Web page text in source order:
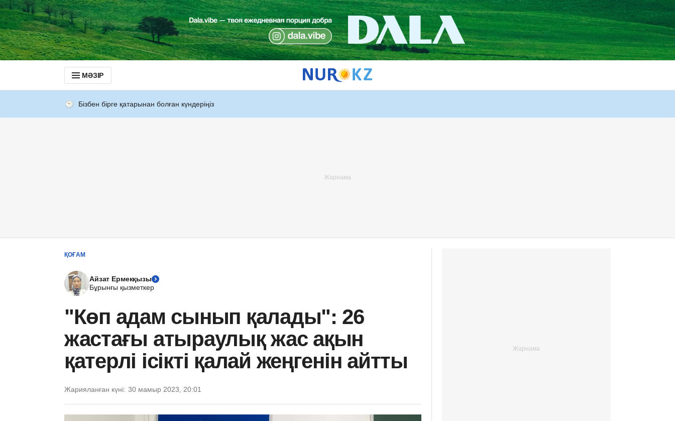
МӘЗІР
Бізбен бірге қатарынан болған күндеріңіз
ҚОҒАМ
Айзат Ермекқызы
Бұрынғы қызметкер
"Көп адам сынып қалады": 26
жастағы атыраулық жас ақын
қатерлі ісікті қалай жеңгенін айтты
Жарияланған күні: 30 мамыр 2023, 20:01